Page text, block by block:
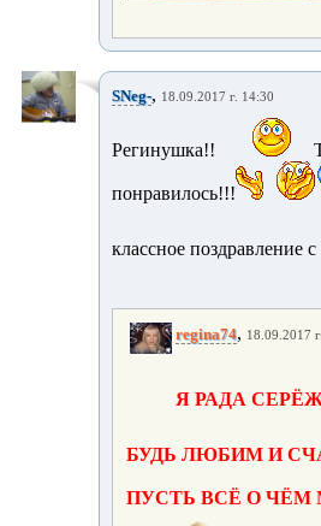
SNeg-, 18.09.2017 г. 14:30
Регинушка!!
понравилось!!!
классное поздравление
regina74, 18.09.2017
Я РАДА
БУДЬ ЛЮБИМ И
ПУСТЬ ВСЁ О ЧЁМ